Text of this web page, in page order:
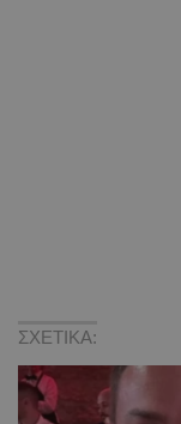
ΣΧΕΤΙΚΑ: